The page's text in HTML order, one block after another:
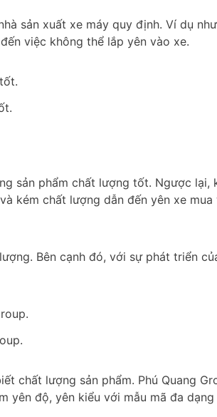
sản xuất xe máy quy định. Ví dụ
việc không thể lắp yên vào xe.
sản phẩm chất lượng tốt. Ngược lại,
kém chất lượng dẫn đến yên xe mua
Bên cạnh đó, với sự phát triển
chất lượng sản phẩm. Phú Quang
yên độ, yên kiểu với mẫu mã đa